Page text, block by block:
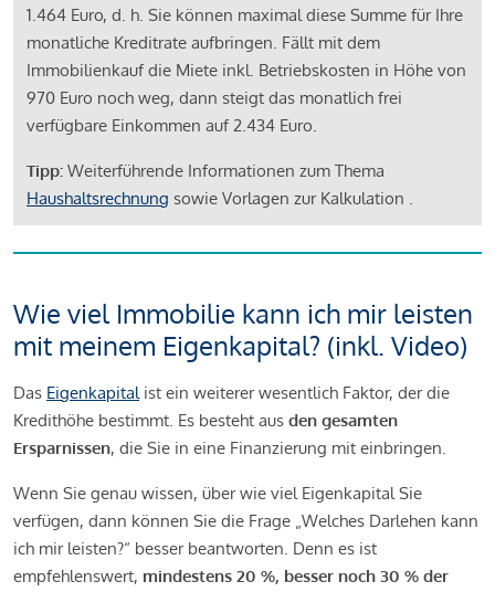
1.464 Euro, d. h. Sie können maximal diese Summe für Ihre
monatliche Kreditrate aufbringen. Fällt mit dem
Immobilienkauf die Miete inkl. Betriebskosten in Höhe von
970 Euro noch weg, dann steigt das monatlich frei
verfügbare Einkommen auf 2.434 Euro.
Tipp: Weiterführende Informationen zum Thema
Haushaltsrechnung sowie Vorlagen zur Kalkulation .
Wie viel Immobilie kann ich mir leisten
mit meinem Eigenkapital? (inkl. Video)
Das Eigenkapitalist ein weiterer wesentlich Faktor, der die
Kredithöhe bestimmt. Es besteht aus den gesamten
Ersparnissen, die Sie in eine Finanzierung mit einbringen.
Wenn Sie genau wissen, über wie viel Eigenkapital Sie
verfügen, dann können Sie die Frage „Welches Darlehen kann
ich mir leisten?“ besser beantworten. Denn es ist
empfehlenswert, mindestens 20 %, besser noch 30 % der